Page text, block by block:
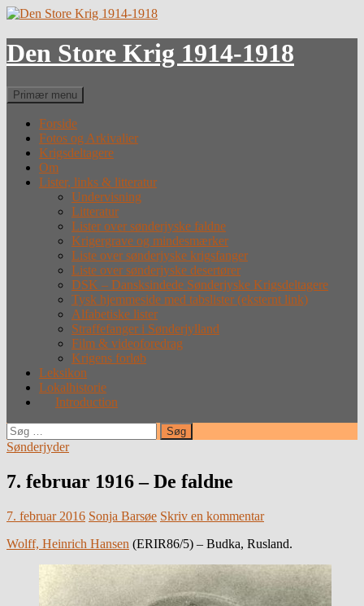
Hop
indhold
Den Store Krig 1914-1918
Søg
Primær menu
Forside
Fotos og Arkivalier
Krigsdeltagere
Om
Lister, links & litteratur
Undervisning
Litteratur
Lister over sønderjyske faldne
Krigergrave og mindesmærker
Liste over sønderjyske krigsfanger
Liste over sønderjyske desertører
DSK – Dansksindede Sønderjyske Krigsdeltagere
Tysk hjemmeside med tabslister (eksternt link)
Alfabetiske lister
Straffefanger i Sønderjylland
Film & videoforedrag
Krigens forløb
Leksikon
Lokalhistorie
Introduction
Søg
efter:
Sønderjyder
7. februar 1916 – De faldne
7. februar 2016 Sonja Barsøe Skriv en kommentar
Wolff, Heinrich Hansen (ERIR86/5) – Budka, Rusland.